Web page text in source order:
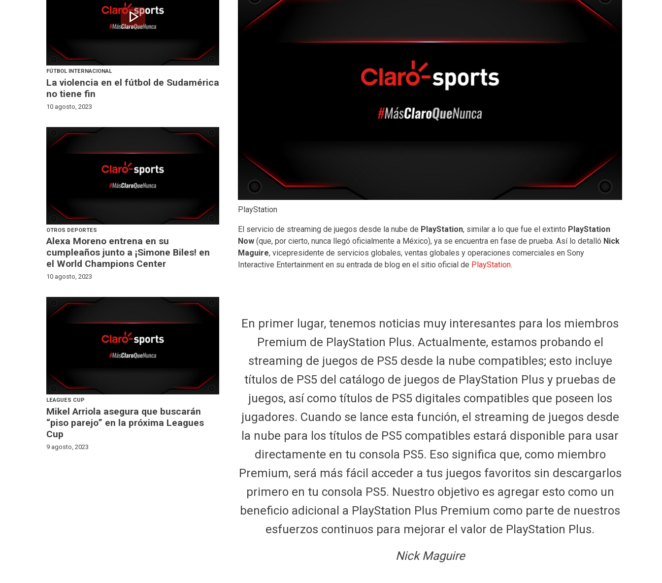
play_arrow
FÚTBOL INTERNACIONAL
La violencia en el fútbol de Sudamérica
no tiene fin
10 agosto, 2023
OTROS DEPORTES
Alexa Moreno entrena en su
cumpleaños junto a ¡Simone Biles! en
el World Champions Center
10 agosto, 2023
LEAGUES CUP
Mikel Arriola asegura que buscarán
“piso parejo” en la próxima Leagues
Cup
9 agosto, 2023
PlayStation
El servicio de streaming de juegos desde la nube de PlayStation, similar a lo que fue el extinto PlayStation
Now(que, por cierto, nunca llegó oficialmente a México), ya se encuentra en fase de prueba. Así lo detalló Nick
Maguire, vicepresidente de servicios globales, ventas globales y operaciones comerciales en Sony
Interactive Entertainment en su entrada de blog en el sitio oficial de PlayStation.
En primer lugar, tenemos noticias muy interesantes para los miembros
Premium de PlayStation Plus. Actualmente, estamos probando el
streaming de juegos de PS5 desde la nube compatibles; esto incluye
títulos de PS5 del catálogo de juegos de PlayStation Plus y pruebas de
juegos, así como títulos de PS5 digitales compatibles que poseen los
jugadores. Cuando se lance esta función, el streaming de juegos desde
la nube para los títulos de PS5 compatibles estará disponible para usar
directamente en tu consola PS5. Eso significa que, como miembro
Premium, será más fácil acceder a tus juegos favoritos sin descargarlos
primero en tu consola PS5. Nuestro objetivo es agregar esto como un
beneficio adicional a PlayStation Plus Premium como parte de nuestros
esfuerzos continuos para mejorar el valor de PlayStation Plus.
Nick Maguire